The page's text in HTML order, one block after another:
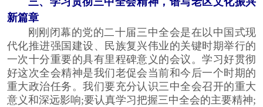
新篇章
刚刚闭幕的党的二十届三中全会是在以中国式现
代化推进强国建设、民族复兴伟业的关键时期举行的
一次十分重要的具有里程碑意义的会议。学习好贯彻
好这次全会精神是我们老促会当前和今后一个时期的
重大政治任务。我们要充分认识三中全会召开的重大
意义和深远影响;要认真学习把握三中全会的主要精神;